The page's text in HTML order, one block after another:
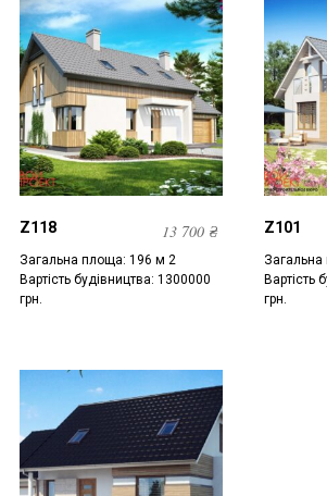
Z118 13 700₴
Загальна площа: 196 м 2
Вартість будівництва: 1300000
грн.
Z101
Вартість
грн.